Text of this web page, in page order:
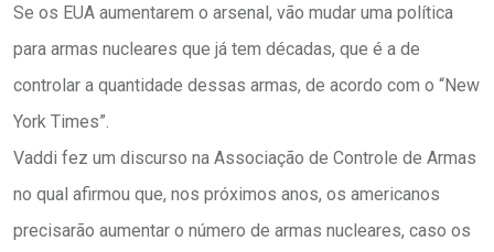
Se os EUA aumentarem o arsenal, vão mudar uma política
para armas nucleares que já tem décadas, que é a de
controlar a quantidade dessas armas, de acordo com o “New
York Times”.
Vaddi fez um discurso na Associação de Controle de Armas
no qual afirmou que, nos próximos anos, os americanos
precisarão aumentar o número de armas nucleares, caso os